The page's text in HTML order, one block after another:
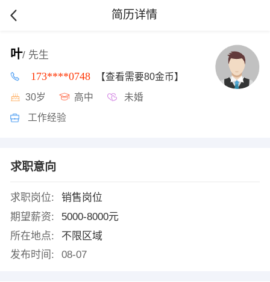
简历详情
叶/ 先生
173****0748 【查看需要80金币】
30岁 高中 未婚
工作经验
求职意向
求职岗位:
销售岗位
期望薪资:
5000-8000元
所在地点:
不限区域
发布时间:
08-07